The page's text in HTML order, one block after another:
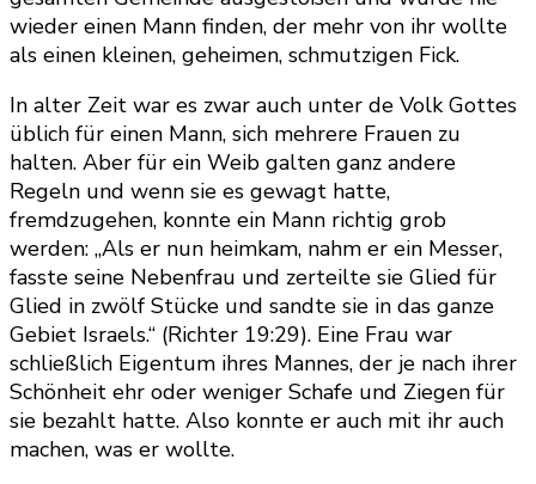
wieder einen Mann finden, der mehr von ihr wollte
als einen kleinen, geheimen, schmutzigen Fick.
In alter Zeit war es zwar auch unter de Volk Gottes
üblich für einen Mann, sich mehrere Frauen zu
halten. Aber für ein Weib galten ganz andere
Regeln und wenn sie es gewagt hatte,
fremdzugehen, konnte ein Mann richtig grob
werden: „Als er nun heimkam, nahm er ein Messer,
fasste seine Nebenfrau und zerteilte sie Glied für
Glied in zwölf Stücke und sandte sie in das ganze
Gebiet Israels.“ (Richter 19:29). Eine Frau war
schließlich Eigentum ihres Mannes, der je nach ihrer
Schönheit ehr oder weniger Schafe und Ziegen für
sie bezahlt hatte. Also konnte er auch mit ihr auch
machen, was er wollte.